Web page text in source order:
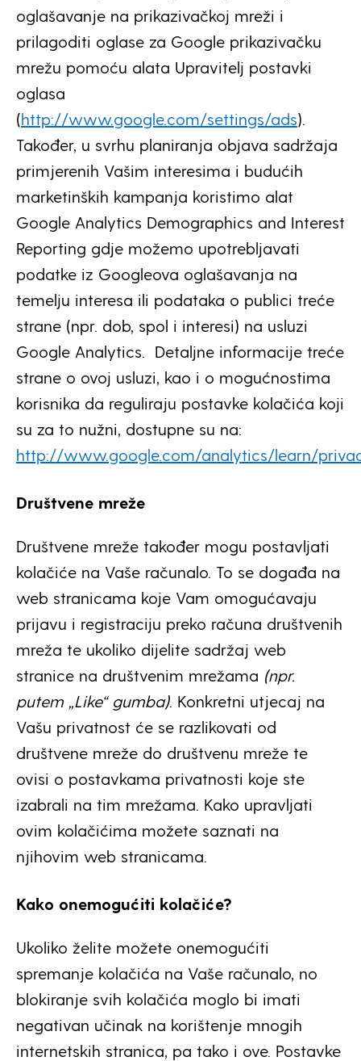
oglašavanje na prikazivačkoj mreži i
prilagoditi oglase za Google prikazivačku
mrežu pomoću alata Upravitelj postavki
oglasa
(http://www.google.com/settings/ads).
Također, u svrhu planiranja objava sadržaja
primjerenih Vašim interesima i budućih
marketinških kampanja koristimo alat
Google Analytics Demographics and Interest
Reporting gdje možemo upotrebljavati
podatke iz Googleova oglašavanja na
temelju interesa ili podataka o publici treće
strane (npr. dob, spol i interesi) na usluzi
Google Analytics. Detaljne informacije treće
strane o ovoj usluzi, kao i o mogućnostima
korisnika da reguliraju postavke kolačića koji
su za to nužni, dostupne su na:
http://www.google.com/analytics/learn/
Društvene mreže
Društvene mreže također mogu postavljati
kolačiće na Vaše računalo. To se događa na
web stranicama koje Vam omogućavaju
prijavu i registraciju preko računa društvenih
mreža te ukoliko dijelite sadržaj web
stranice na društvenim mrežama (npr.
putem „Like“ gumba). Konkretni utjecaj na
Vašu privatnost će se razlikovati od
društvene mreže do društvenu mreže te
ovisi o postavkama privatnosti koje ste
izabrali na tim mrežama. Kako upravljati
ovim kolačićima možete saznati na
njihovim web stranicama.
Kako onemogućiti kolačiće?
Ukoliko želite možete onemogućiti
spremanje kolačića na Vaše računalo, no
blokiranje svih kolačića moglo bi imati
negativan učinak na korištenje mnogih
internetskih stranica, pa tako i ove. Postavke